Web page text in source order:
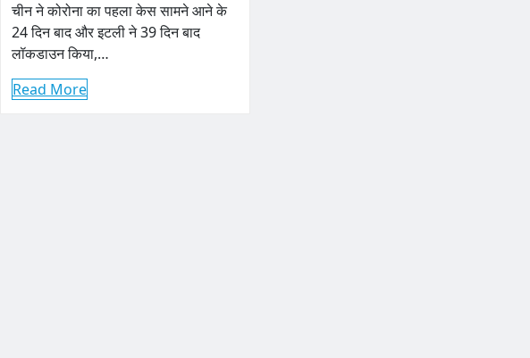
चीन ने कोरोना का पहला केस सामने आने के
24 दिन बाद और इटली ने 39 दिन बाद
लॉकडाउन किया,…
Read More